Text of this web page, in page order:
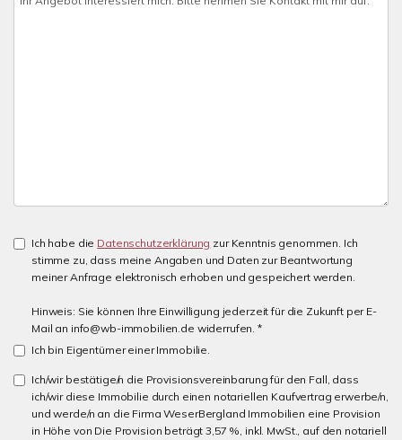
Ich habe die Datenschutzerklärung zur Kenntnis genommen. Ich
stimme zu, dass meine Angaben und Daten zur Beantwortung
meiner Anfrage elektronisch erhoben und gespeichert werden.
Hinweis: Sie können Ihre Einwilligung jederzeit für die Zukunft per E-
Mail an info@wb-immobilien.de widerrufen. *
Ich bin Eigentümer einer Immobilie.
Ich/wir bestätige/n die Provisionsvereinbarung für den Fall, dass
ich/wir diese Immobilie durch einen notariellen Kaufvertrag erwerbe/n,
und werde/n an die Firma WeserBergland Immobilien eine Provision
in Höhe von Die Provision beträgt 3,57 %, inkl. MwSt., auf den notariell